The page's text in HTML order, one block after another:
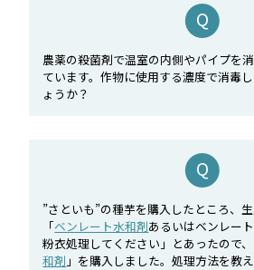
農薬の殺菌剤で温室の内側やパイプを
ています。作物に使用する濃度で消毒
ょうか？
”さといも”の種芋を購入したところ、
「ベンレート水和剤あるいはベンレー
粉衣処理してください」とあったので
和剤 」を購入しました。処理方法を教え